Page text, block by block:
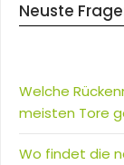
Neuste
Welche
meisten Tore
Wo findet die